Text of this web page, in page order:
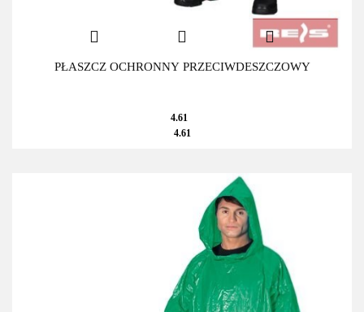
PŁASZCZ OCHRONNY PRZECIWDESZCZOWY
4.61
4.61